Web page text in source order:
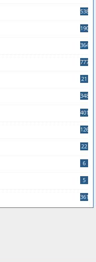
538
190
364
777
21
348
401
126
22
6
5
361